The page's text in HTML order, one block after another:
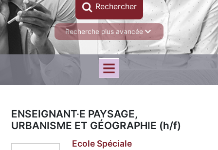
Recherche plus avancée
ENSEIGNANT·E PAYSAGE,
URBANISME ET GÉOGRAPHIE (h/f)
Ecole Spéciale